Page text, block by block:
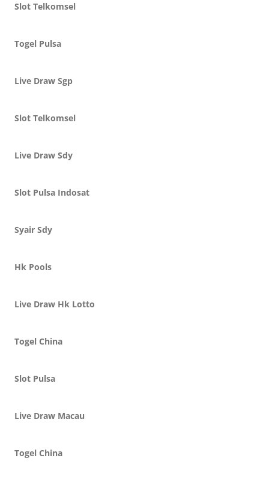
Slot Telkomsel
Togel Pulsa
Live Draw Sgp
Slot Telkomsel
Live Draw Sdy
Slot Pulsa Indosat
Syair Sdy
Hk Pools
Live Draw Hk Lotto
Togel China
Slot Pulsa
Live Draw Macau
Togel China